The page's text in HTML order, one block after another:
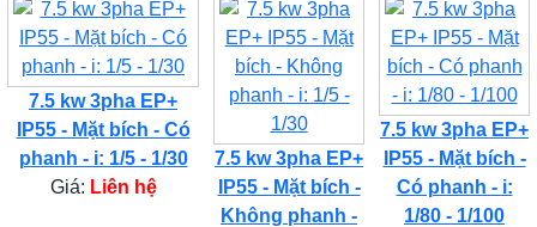
7.5 kw 3pha EP+
IP55 - Mặt bích - Có
phanh - i: 1/5 - 1/30
Giá: Liên hệ
7.5 kw 3pha EP+
IP55 - Mặt bích -
Không phanh -
7.5 kw 3pha EP+
IP55 - Mặt bích -
Có phanh - i:
1/80 - 1/100